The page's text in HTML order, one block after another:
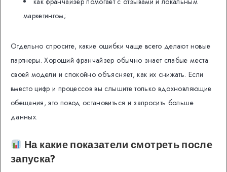
маркетингом;
Отдельно спросите, какие ошибки чаще всего делают новые
партнеры. Хороший франчайзер обычно знает слабые места
своей модели и спокойно объясняет, как их снижать. Если
вместо цифр и процессов вы слышите только вдохновляющие
обещания, это повод остановиться и запросить больше
данных.
На какие показатели смотреть после
запуска?